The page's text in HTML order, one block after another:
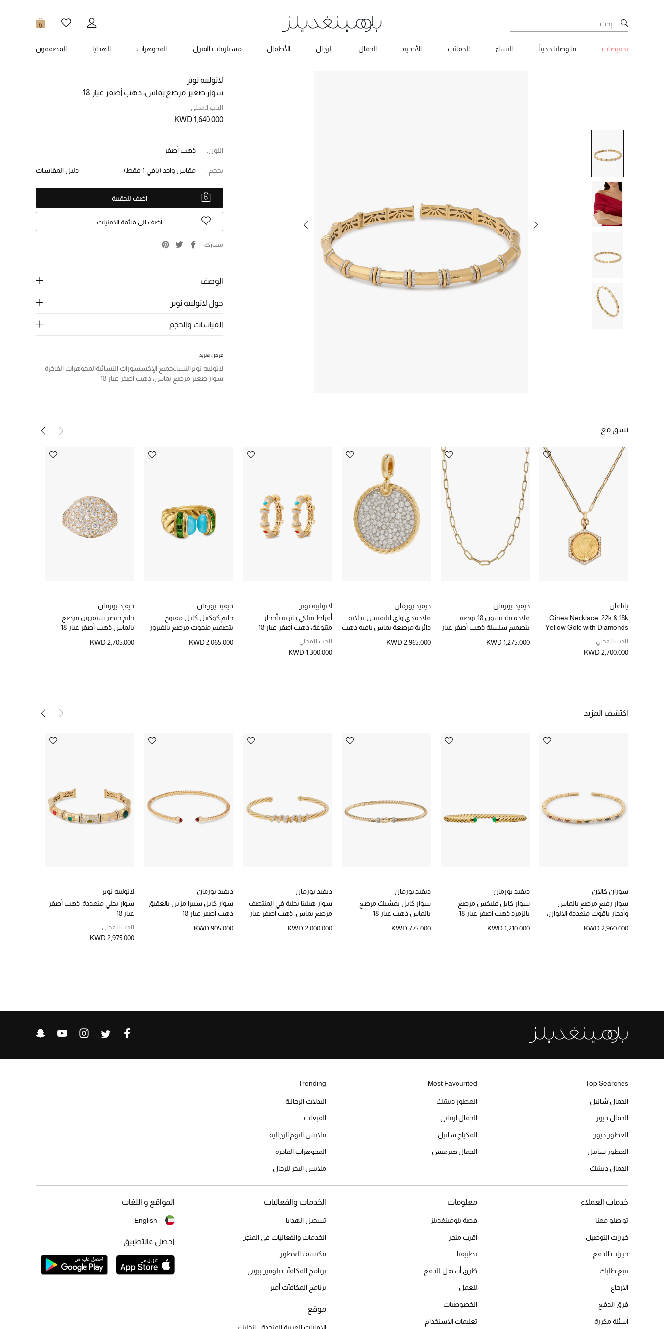
0
تخفيضات ما وصلنا حديثاً النساء الحقائب الأحذية الجمال الرجال الأطفال مستلزمات المنزل المجوهرات الهدايا المصممون
لاتولييه نوبر
سوار صغير مرصع بماس، ذهب أصفر عيار 18
الحب للمحلي
KWD 1,640.000
اللون: ذهب أصفر
بحجم: مقاس واحد (باقي 1 فقط) دليل المقاسات
اضف للحقيبة
أضف إلى قائمة الامنيات
مشاركة
الوصف
حول لاتولييه نوبر
القياسات والحجم
عرض المزيد
لاتولييه نوبر النساءجميع الإكسسورات النسائيةالمجوهرات الفاخرة
سوار صغير مرصع بماس، ذهب أصفر عيار 18
نسق مع
ياتاغان
Ginea Necklace, 22k & 18k
Yellow Gold with Diamonds
الحب للمحلي
KWD 2,700.000
ديفيد يورمان
قلادة ماديسون 18 بوصة
بتصميم سلسلة ذهب أصفر عيار
KWD 1,275.000
ديفيد يورمان
قلادة دي واي ايليمنتس بدلاية
دائرية مرصعة بماس بافيه ذهب
KWD 2,965.000
لاتولييه نوبر
أقراط ميلكي دائرية بأحجار
متنوعة، ذهب أصفر عيار 18
والماس والمرجان الأحمر
الحب للمحلي
KWD 1,300.000
ديفيد يورمان
خاتم كوكتيل كابل مفتوح
بتصميم منحوت مرصع بالفيروز
18
KWD 2,065.000
ديفيد يورمان
خاتم خنصر شيفرون مرصع
بالماس ذهب أصفر عيار 18
KWD 2,705.000
اكتشف المزيد
سوزان كالان
سوار رفيع مرصع بالماس
وأحجار ياقوت متعددة الألوان،
KWD 2,960.000
ديفيد يورمان
سوار كابل فليكس مرصع
بالزمرد ذهب أصفر عيار 18
KWD 1,210.000
ديفيد يورمان
سوار كابل بمشبك مرصع
بالماس ذهب عيار 18
KWD 775.000
ديفيد يورمان
سوار هيلينا بحلية في المنتصف
مرصع بماس، ذهب أصفر عيار
KWD 2,000.000
ديفيد يورمان
سوار كابل سبيرا مزين بالعقيق
ذهب أصفر عيار 18
KWD 905.000
لاتولييه نوبر
سوار بحلي متعددة، ذهب أصفر
عيار 18
الحب للمحلي
KWD 2,975.000
Top Searches
الجمال شانيل
الجمال ديور
العطور ديور
العطور شانيل
الجمال ديبتيك
Most Favourited
العطور ديبتيك
الجمال ارماني
المكياج شانيل
الجمال هيرميس
Trending
البدلات الرجالية
القبعات
ملابس النوم الرجالية
المجوهرات الفاخرة
ملابس البحر للرجال
خدمات العملاء
تواصلو معنا
خيارات التوصيل
خيارات الدفع
تتبع طلبك
الارجاع
فرق الدفع
أسئلة مكررة
معلومات
قصة بلومينغديلز
أقرب متجر
تطبيقنا
طُرق أسهل للدفع
للعمل
الخصوصيات
تعليمات الاستخدام
الخدمات والفعاليات
تسجيل الهدايا
الخدمات والفعاليات في المتجر
مكتشف العطور
برنامج المكافآت بلوميز بيوتي
برنامج المكافآت أمبر
موقع
الإمارات العربية المتحدة - إنجليزي
المواقع و اللغات
English
احصل عالتطبيق